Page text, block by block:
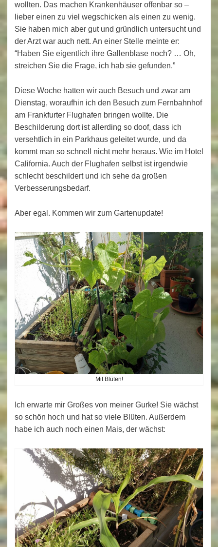
wollten. Das machen Krankenhäuser offenbar so –
lieber einen zu viel wegschicken als einen zu wenig.
Sie haben mich aber gut und gründlich untersucht und
der Arzt war auch nett. An einer Stelle meinte er:
“Haben Sie eigentlich ihre Gallenblase noch? … Oh,
streichen Sie die Frage, ich hab sie gefunden.”
Diese Woche hatten wir auch Besuch und zwar am
Dienstag, woraufhin ich den Besuch zum Fernbahnhof
am Frankfurter Flughafen bringen wollte. Die
Beschilderung dort ist allerding so doof, dass ich
versehtlich in ein Parkhaus geleitet wurde, und da
kommt man so schnell nicht mehr heraus. Wie im Hotel
California. Auch der Flughafen selbst ist irgendwie
schlecht beschildert und ich sehe da großen
Verbesserungsbedarf.
Aber egal. Kommen wir zum Gartenupdate!
Mit Blüten!
Ich erwarte mir Großes von meiner Gurke! Sie wächst
so schön hoch und hat so viele Blüten. Außerdem
habe ich auch noch einen Mais, der wächst: